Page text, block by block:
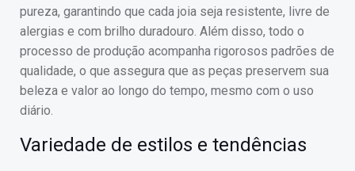
pureza, garantindo que cada joia seja resistente, livre de
alergias e com brilho duradouro. Além disso, todo o
processo de produção acompanha rigorosos padrões de
qualidade, o que assegura que as peças preservem sua
beleza e valor ao longo do tempo, mesmo com o uso
diário.
Variedade de estilos e tendências